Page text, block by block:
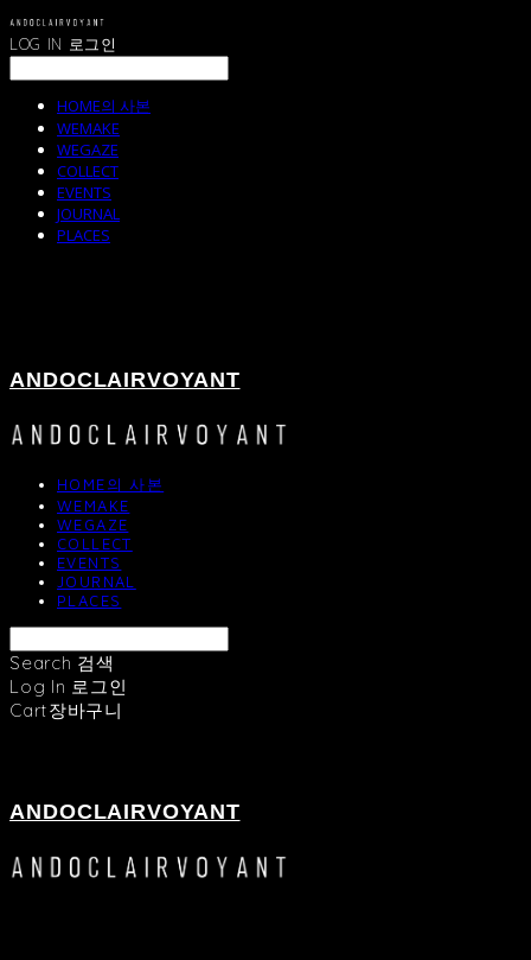
LOG IN 로그인
HOME의 사본
WEMAKE
WEGAZE
COLLECT
EVENTS
JOURNAL
PLACES
ANDOCLAIRVOYANT
HOME의 사본
WEMAKE
WEGAZE
COLLECT
EVENTS
JOURNAL
PLACES
Search 검색
Log In 로그인
Cart장바구니
ANDOCLAIRVOYANT